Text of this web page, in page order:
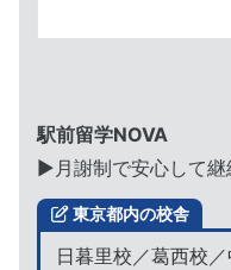
駅前留学NOVA
▶︎月謝制で安心して
東京都内の校舎
日暮里校／葛西校